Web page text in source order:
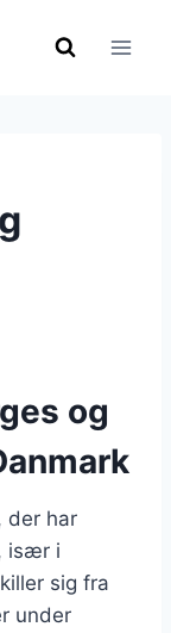
og
der har
især i
sig fra
under